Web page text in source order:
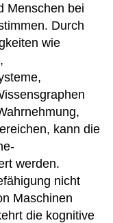
Menschen bei
Durch
wie
kann die
werden.
nicht
Maschinen
die kognitive